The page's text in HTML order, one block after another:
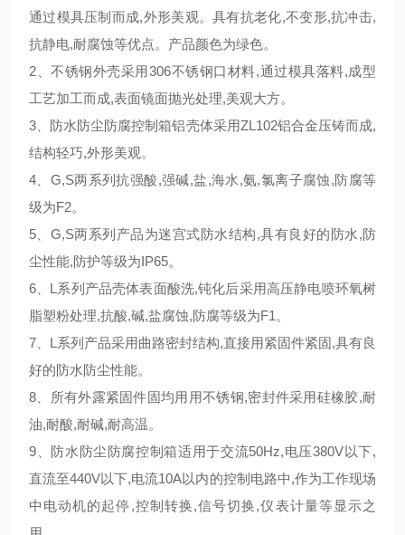
通过模具压制而成,外形美观。具有抗老化,不变形,抗冲击,
抗静电,耐腐蚀等优点。产品颜色为绿色。
2、不锈钢外壳采用306不锈钢口材料,通过模具落料,成型
工艺加工而成,表面镜面抛光处理,美观大方。
3、防水防尘防腐控制箱铝壳体采用ZL102铝合金压铸而成,
结构轻巧,外形美观。
4、G,S两系列抗强酸,强碱,盐,海水,氨,氯离子腐蚀,防腐等
级为F2。
5、G,S两系列产品为迷宫式防水结构,具有良好的防水,防
尘性能,防护等级为IP65。
6、L系列产品壳体表面酸洗,钝化后采用高压静电喷环氧树
脂塑粉处理,抗酸,碱,盐腐蚀,防腐等级为F1。
7、L系列产品采用曲路密封结构,直接用紧固件紧固,具有良
好的防水防尘性能。
8、所有外露紧固件固均用用不锈钢,密封件采用硅橡胶,耐
油,耐酸,耐碱,耐高温。
9、防水防尘防腐控制箱适用于交流50Hz,电压380V以下,
直流至440V以下,电流10A以内的控制电路中,作为工作现场
中电动机的起停,控制转换,信号切换,仪表计量等显示之